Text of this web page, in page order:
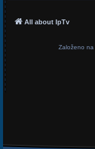
All about IpTv
Založeno na